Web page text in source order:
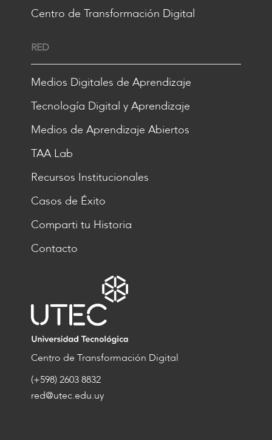
Centro de Transformación Digital
RED
Medios Digitales de Aprendizaje
Tecnología Digital y Aprendizaje
Medios de Aprendizaje Abiertos
TAA Lab
Recursos Institucionales
Casos de Éxito
Comparti tu Historia
Contacto
Centro de Transformación Digital
(+598) 2603 8832
red@utec.edu.uy